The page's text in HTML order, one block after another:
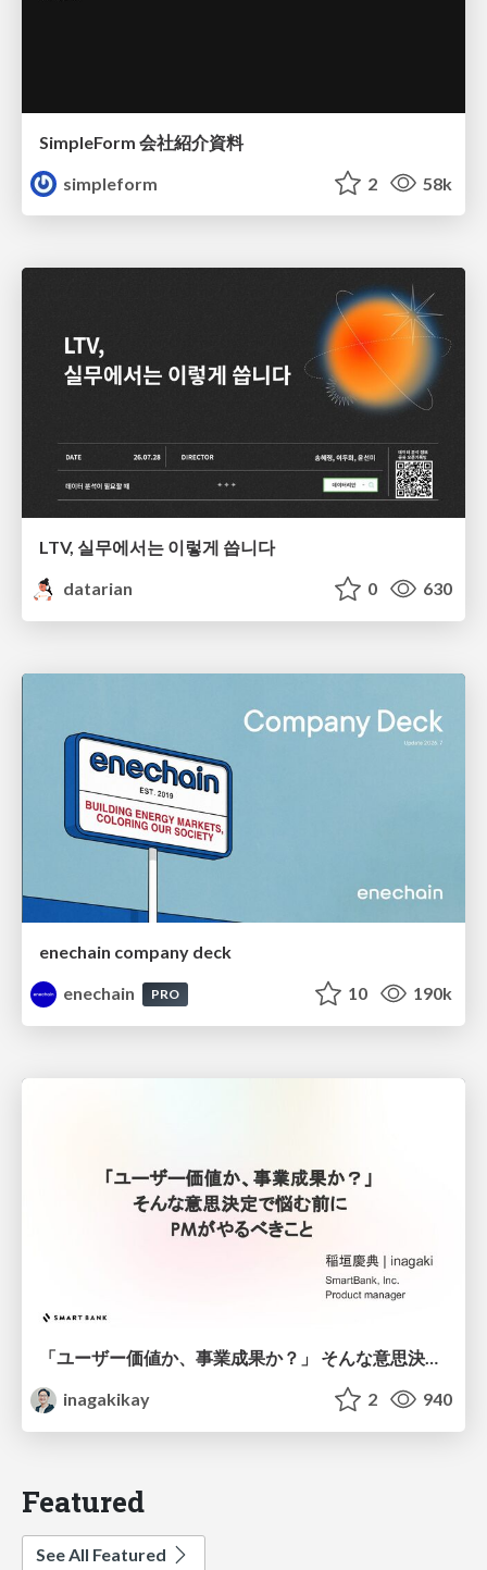
SimpleForm 会社紹介資料
simpleform
2 58k
LTV, 실무에서는 이렇게 씁니다
datarian
0 630
enechain company deck
enechain
PRO 10 190k
inagakikay
2 940
Featured
See All Featured